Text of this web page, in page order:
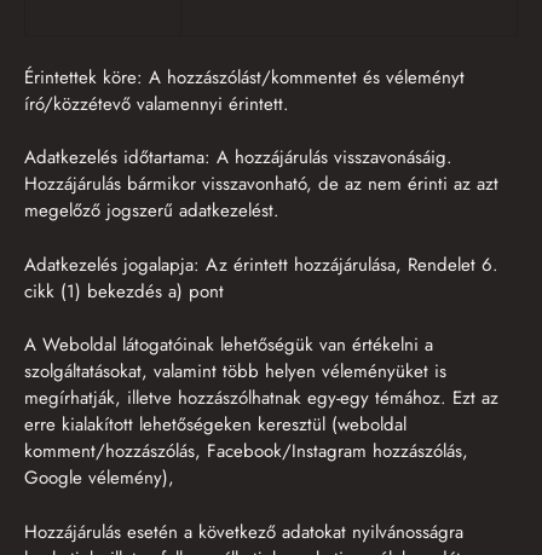
Érintettek köre: A hozzászólást/kommentet és véleményt
író/közzétevő valamennyi érintett.
Adatkezelés időtartama: A hozzájárulás visszavonásáig.
Hozzájárulás bármikor visszavonható, de az nem érinti az azt
megelőző jogszerű adatkezelést.
Adatkezelés jogalapja: Az érintett hozzájárulása, Rendelet 6.
cikk (1) bekezdés a) pont
A Weboldal látogatóinak lehetőségük van értékelni a
szolgáltatásokat, valamint több helyen véleményüket is
megírhatják, illetve hozzászólhatnak egy-egy témához. Ezt az
erre kialakított lehetőségeken keresztül (weboldal
komment/hozzászólás, Facebook/Instagram hozzászólás,
Google vélemény),
Hozzájárulás esetén a következő adatokat nyilvánosságra